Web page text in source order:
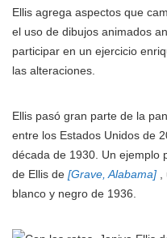
Ellis agrega aspectos que
el uso de dibujos animados
participar en un ejercicio
las alteraciones.
Ellis pasó gran parte de la
entre los Estados Unidos de
década de 1930. Un ejemplo
de Ellis de [Grave, Alabama]
blanco y negro de 1936.